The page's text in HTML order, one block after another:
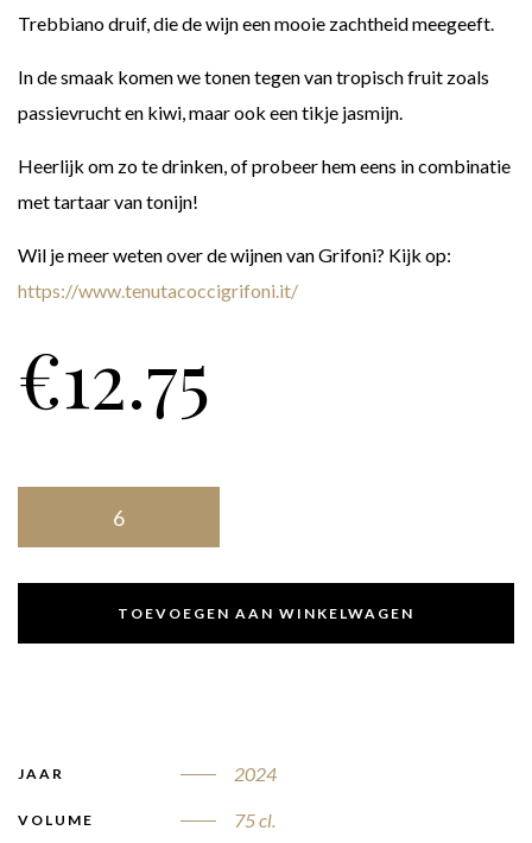
Trebbiano druif, die de wijn een mooie zachtheid meegeeft.
In de smaak komen we tonen tegen van tropisch fruit zoals
passievrucht en kiwi, maar ook een tikje jasmijn.
Heerlijk om zo te drinken, of probeer hem eens in combinatie
met tartaar van tonijn!
Wil je meer weten over de wijnen van Grifoni? Kijk op:
https://www.tenutacoccigrifoni.it/
€12.75
TOEVOEGEN AAN WINKELWAGEN
JAAR 2024
VOLUME 75 cl.